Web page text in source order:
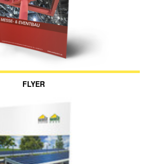
FLYER